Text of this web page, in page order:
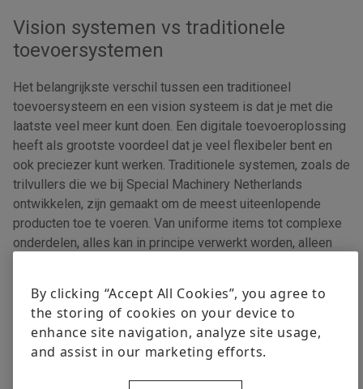
Vision systemen vs traditionele
toevoersystemen
Het belangrijkste verschil tussen een traditioneel
toevoersysteem en een vision systeem is dat je met die
laatste veel meer kunt doen. Een digitale toevoeroplossing
heeft als grootste voordeel dat je veel flexibeler bent en
ook preciezer kunt werken. Traditionele systemen, zoals de
trilvullers die we bij Special Machinery Netherlands
ontwikkelen, zijn gemaakt om de meest uiteenlopende
producten toe te voeren. Van uniforme items tot complexe
onderdelen, alles kan in principe verwerkt worden, alleen
een mechanisch trilvuller laten vastlopen. Vision
toevoersystemen zijn minder gevoelig voor geometrische
toleranties en kennen dit probleem niet.
Digitale toevoeroplossingen daarentegen kennen
By clicking “Accept All Cookies”, you agree to
the storing of cookies on your device to
enhance site navigation, analyze site usage,
and assist in our marketing efforts.